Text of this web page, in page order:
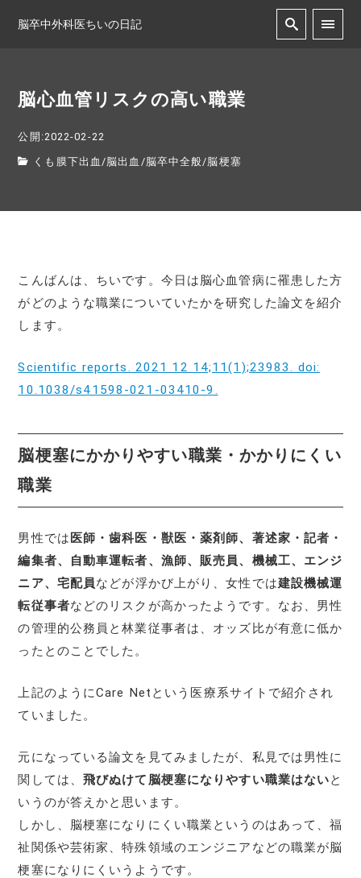
脳卒中外科医ちいの日記
脳心血管リスクの高い職業
公開:2022-02-22
くも膜下出血 / 脳出血 / 脳卒中全般 / 脳梗塞
こんばんは、ちいです。今日は脳心血管病に罹患した方
がどのような職業についていたかを研究した論文を紹介
します。
Scientific reports. 2021 12 14;11(1);23983. doi:
10.1038/s41598-021-03410-9.
脳梗塞にかかりやすい職業・かかりにくい
職業
男性では 医師・歯科医・獣医・薬剤師、著述家・記者・
編集者、自動車運転者、漁師、販売員、機械工、エンジ
ニア、宅配員などが浮かび上がり、女性では建設機械運
転従事者などのリスクが高かったようです。なお、男性
の管理的公務員と林業従事者は、オッズ比が有意に低か
ったとのことでした。
上記のようにCare Netという医療系サイトで紹介され
ていました。
元になっている論文を見てみましたが、私見では男性に
関しては、飛びぬけて脳梗塞になりやすい職業はないと
いうのが答えかと思います。
しかし、脳梗塞になりにくい職業というのはあって、福
祉関係や芸術家、特殊領域のエンジニアなどの職業が脳
梗塞になりにくいうようです。